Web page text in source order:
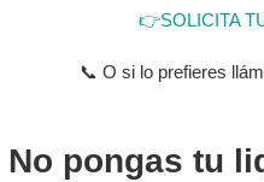
👉SOLICITA
📞 O si lo prefieres
No pongas tu